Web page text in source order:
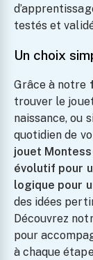
testés et
Un choix
Grâce à notre
trouver le
naissance, ou
quotidien de
jouet
évolutif pour
logique pour
des idées
Découvrez
pour
à chaque